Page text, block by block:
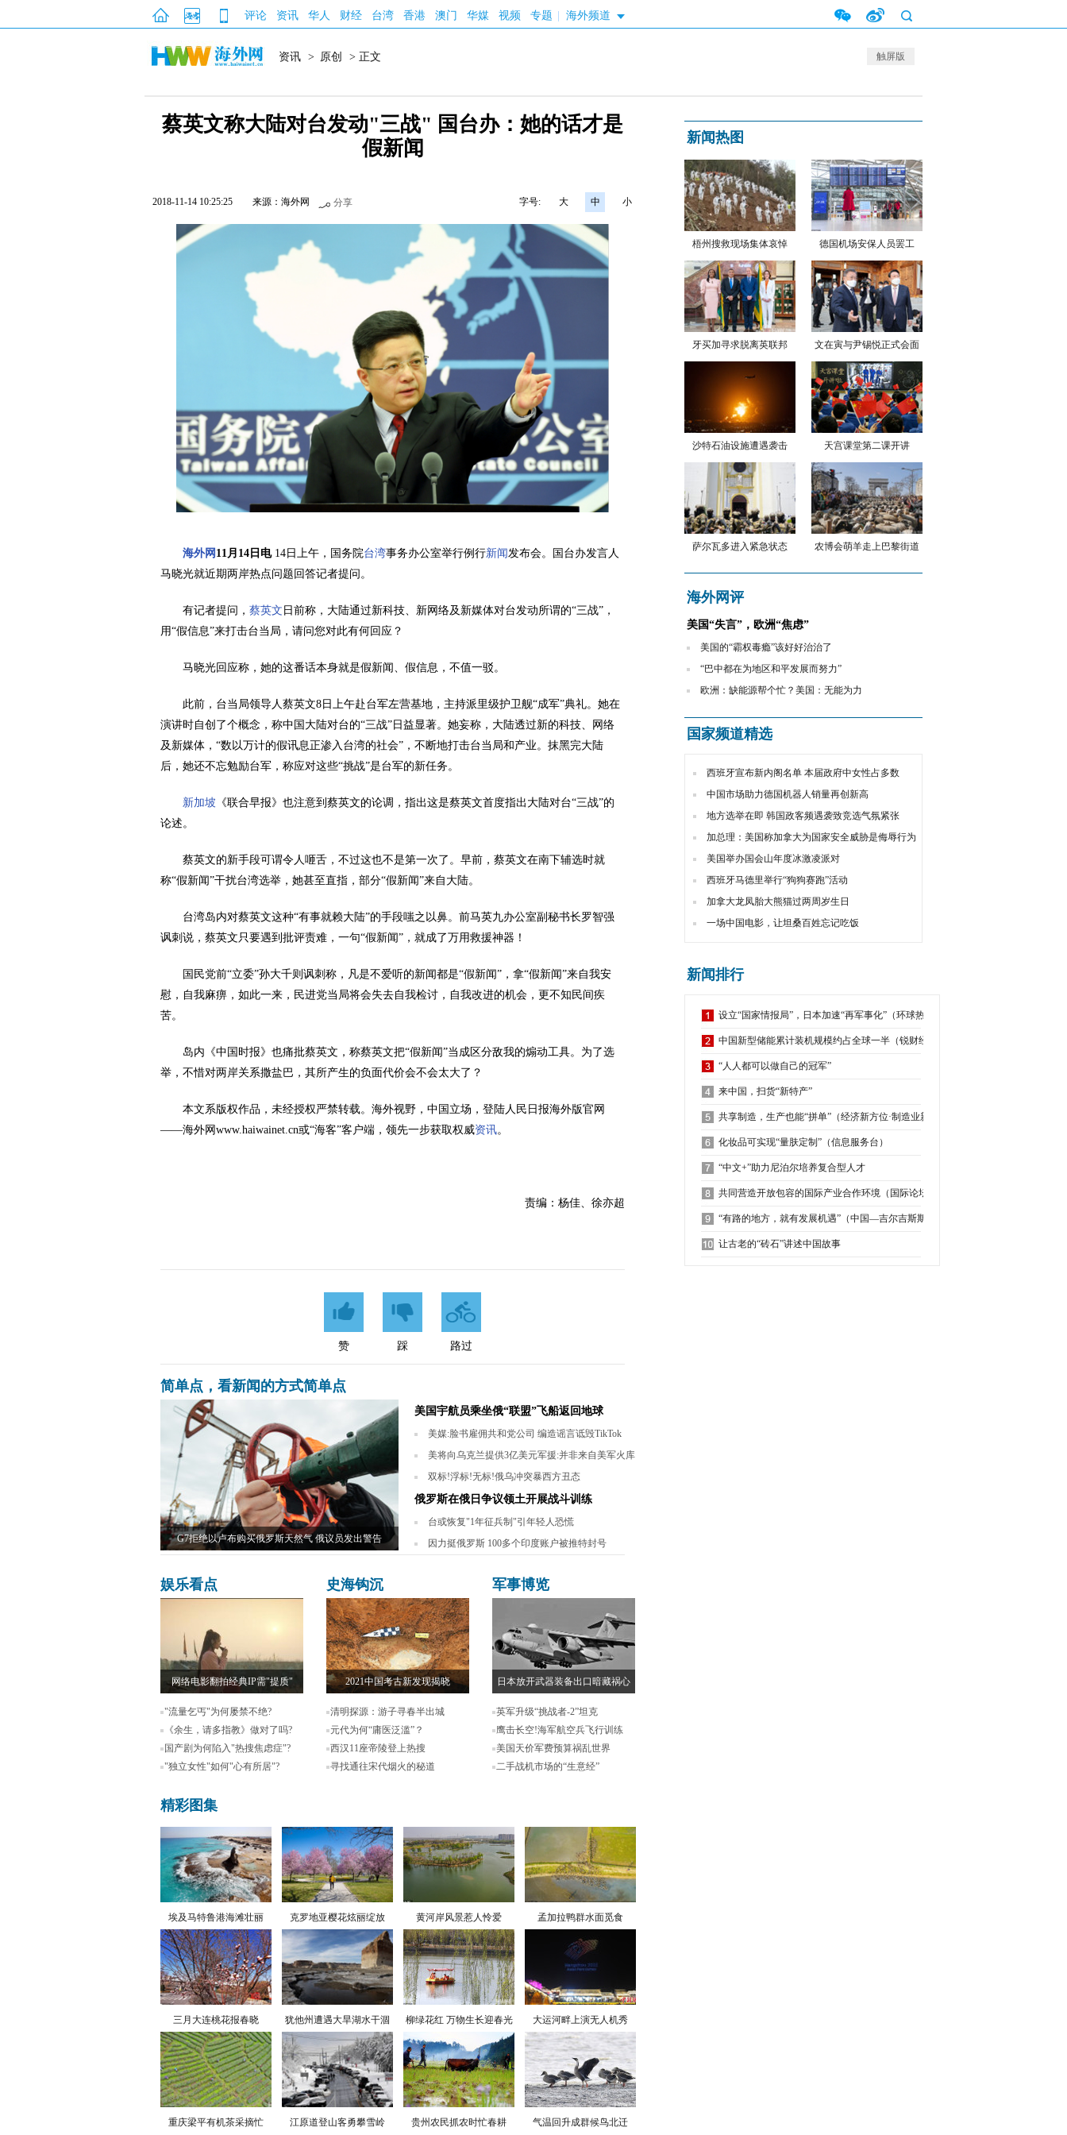
评论 资讯 华人 财经 台湾 香港 澳门 华媒 视频 专题 海外频道
触屏版
资讯 > 原创 > 正文
蔡英文称大陆对台发动"三战" 国台办：她的话才是
假新闻
2018-11-14 10:25:25 来源：海外网 分享 字号: 大 中 小
海外网 11月14日电14日上午，国务院台湾事务办公室举行例行新闻发布会。国台办发言人
马晓光就近期两岸热点问题回答记者提问。
有记者提问， 蔡英文 日前称，大陆通过新科技、新网络及新媒体对台发动所谓的“三战”，
用“假信息”来打击台当局，请问您对此有何回应？
马晓光回应称，她的这番话本身就是假新闻、假信息，不值一驳。
此前，台当局领导人蔡英文8日上午赴台军左营基地，主持派里级护卫舰“成军”典礼。她在
演讲时自创了个概念，称中国大陆对台的“三战”日益显著。她妄称，大陆透过新的科技、网络
及新媒体，“数以万计的假讯息正渗入台湾的社会”，不断地打击台当局和产业。抹黑完大陆
后，她还不忘勉励台军，称应对这些“挑战”是台军的新任务。
新加坡 《联合早报》也注意到蔡英文的论调，指出这是蔡英文首度指出大陆对台“三战”的
论述。
蔡英文的新手段可谓令人咂舌，不过这也不是第一次了。早前，蔡英文在南下辅选时就
称“假新闻”干扰台湾选举，她甚至直指，部分“假新闻”来自大陆。
台湾岛内对蔡英文这种“有事就赖大陆”的手段嗤之以鼻。前马英九办公室副秘书长罗智强
讽刺说，蔡英文只要遇到批评责难，一句“假新闻”，就成了万用救援神器！
国民党前“立委”孙大千则讽刺称，凡是不爱听的新闻都是“假新闻”，拿“假新闻”来自我安
慰，自我麻痹，如此一来，民进党当局将会失去自我检讨，自我改进的机会，更不知民间疾
苦。
岛内《中国时报》也痛批蔡英文，称蔡英文把“假新闻”当成区分敌我的煽动工具。为了选
举，不惜对两岸关系撒盐巴，其所产生的负面代价会不会太大了？
本文系版权作品，未经授权严禁转载。海外视野，中国立场，登陆人民日报海外版官网
——海外网www.haiwainet.cn或“海客”客户端，领先一步获取权威资讯。
责编：杨佳、徐亦超
赞 踩 路过
简单点，看新闻的方式简单点
G7拒绝以卢布购买俄罗斯天然气 俄议员发出警告
美国宇航员乘坐俄“联盟”飞船返回地球
美媒:脸书雇佣共和党公司 编造谣言诋毁TikTok
美将向乌克兰提供3亿美元军援:并非来自美军火库
双标!浮标!无标!俄乌冲突暴西方丑态
俄罗斯在俄日争议领土开展战斗训练
台或恢复"1年征兵制"引年轻人恐慌
因力挺俄罗斯 100多个印度账户被推特封号
娱乐看点
网络电影翻拍经典IP需"提质"
"流量乞丐"为何屡禁不绝?
《余生，请多指教》做对了吗?
国产剧为何陷入"热搜焦虑症"?
"独立女性"如何"心有所居"?
史海钩沉
2021中国考古新发现揭晓
清明探源：游子寻春半出城
元代为何“庸医泛滥”？
西汉11座帝陵登上热搜
寻找通往宋代烟火的秘道
军事博览
日本放开武器装备出口暗藏祸心
英军升级“挑战者-2”坦克
鹰击长空!海军航空兵飞行训练
美国天价军费预算祸乱世界
二手战机市场的“生意经”
精彩图集
埃及马特鲁港海滩壮丽 克罗地亚樱花炫丽绽放 黄河岸风景惹人怜爱 孟加拉鸭群水面觅食
三月大连桃花报春晓 犹他州遭遇大旱湖水干涸 柳绿花红 万物生长迎春光 大运河畔上演无人机秀
重庆梁平有机茶采摘忙 江原道登山客勇攀雪岭 贵州农民抓农时忙春耕 气温回升成群候鸟北迁
新闻热图
梧州搜救现场集体哀悼 德国机场安保人员罢工
牙买加寻求脱离英联邦 文在寅与尹锡悦正式会面
沙特石油设施遭遇袭击 天宫课堂第二课开讲
萨尔瓦多进入紧急状态 农博会萌羊走上巴黎街道
海外网评
美国“失言”，欧洲“焦虑”
美国的“霸权毒瘾”该好好治治了
“巴中都在为地区和平发展而努力”
欧洲：缺能源帮个忙？美国：无能为力
国家频道精选
西班牙宣布新内阁名单 本届政府中女性占多数
中国市场助力德国机器人销量再创新高
地方选举在即 韩国政客频遇袭致竞选气氛紧张
加总理：美国称加拿大为国家安全威胁是侮辱行为
美国举办国会山年度冰激凌派对
西班牙马德里举行“狗狗赛跑”活动
加拿大龙凤胎大熊猫过两周岁生日
一场中国电影，让坦桑百姓忘记吃饭
新闻排行
设立“国家情报局”，日本加速“再军事化”（环球热点）
中国新型储能累计装机规模约占全球一半（锐财经）
“人人都可以做自己的冠军”
来中国，扫货“新特产”
共享制造，生产也能“拼单”（经济新方位·制造业新趋势）
化妆品可实现“量肤定制”（信息服务台）
“中文+”助力尼泊尔培养复合型人才
共同营造开放包容的国际产业合作环境（国际论坛）
“有路的地方，就有发展机遇”（中国—吉尔吉斯斯坦媒体高质量共建“一带一路”联
让古老的“砖石”讲述中国故事